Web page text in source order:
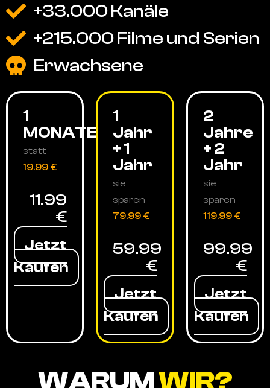
+33.000 Kanäle
+215.000 Filme und Serien
Erwachsene
1
MONATE
statt
19.99 €
11.99
€
Jetzt
Kaufen
1
Jahr
+ 1
Jahr
sie
sparen
79.99 €
59.99
€
Jetzt
Kaufen
2
Jahre
+ 2
Jahr
sie
sparen
119.99 €
99.99
€
Jetzt
Kaufen
WARUMWIR?